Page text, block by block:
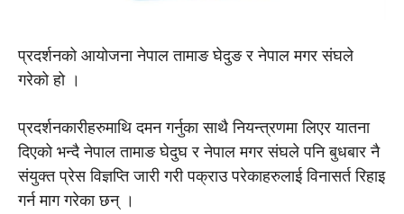
प्रदर्शनको आयोजना नेपाल तामाङ घेदुङ र नेपाल मगर संघले
गरेको हो ।
प्रदर्शनकारीहरुमाथि दमन गर्नुका साथै नियन्त्रणमा लिएर यातना
दिएको भन्दै नेपाल तामाङ घेदुघ र नेपाल मगर संघले पनि बुधबार नै
संयुक्त प्रेस विज्ञप्ति जारी गरी पक्राउ परेकाहरुलाई विनासर्त रिहाइ
गर्न माग गरेका छन् ।